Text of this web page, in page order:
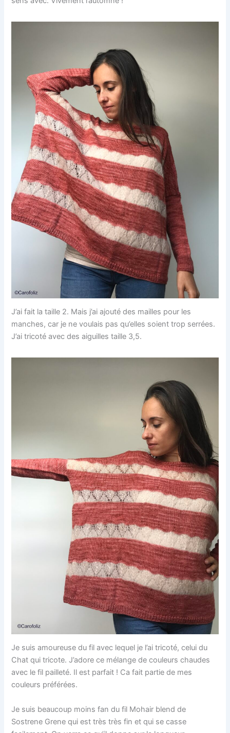
J’ai fait la taille 2. Mais j’ai ajouté des mailles pour les
manches, car je ne voulais pas qu’elles soient trop serrées.
J’ai tricoté avec des aiguilles taille 3,5.
Je suis amoureuse du fil avec lequel je l’ai tricoté, celui du
Chat qui tricote. J’adore ce mélange de couleurs chaudes
avec le fil pailleté. Il est parfait ! Ca fait partie de mes
couleurs préférées.
Je suis beaucoup moins fan du fil Mohair blend de
Sostrene Grene qui est très très fin et qui se casse